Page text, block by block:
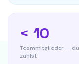
< 10
Teammitglieder — du
zählst